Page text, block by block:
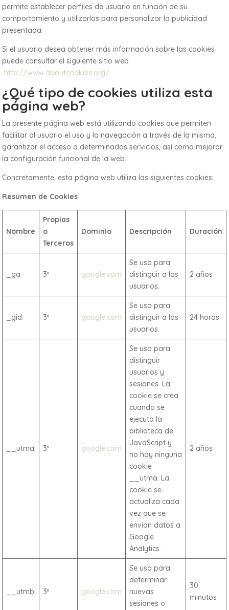
permite establecer perfiles de usuario en función de su
comportamiento y utilizarlos para personalizar la publicidad
presentada.
Si el usuario desea obtener más información sobre las cookies
puede consultar el siguiente sitio web
http://www.aboutcookies.org/.
¿Qué tipo de cookies utiliza esta
página web?
La presente página web está utilizando cookies que permiten
facilitar al usuario el uso y la navegación a través de la misma,
garantizar el acceso a determinados servicios, así como mejorar
la configuración funcional de la web.
Concretamente, esta página web utiliza las siguientes cookies:
Resumen de Cookies
Nombre
Propias
o
Terceros
Dominio Descripción Duración
_ga 3º google.com
Se usa para
distinguir a los
usuarios.
2 años
_gid 3º google.com
Se usa para
distinguir a los
usuarios.
24 horas
__utma 3º google.com
Se usa para
distinguir
usuarios y
sesiones. La
cookie se crea
cuando se
ejecuta la
biblioteca de
JavaScript y
no hay ninguna
cookie
__utma. La
cookie se
actualiza cada
vez que se
envían datos a
Google
Analytics.
2 años
__utmb 3º google.com
Se usa para
determinar
nuevas
sesiones o
30
minutos